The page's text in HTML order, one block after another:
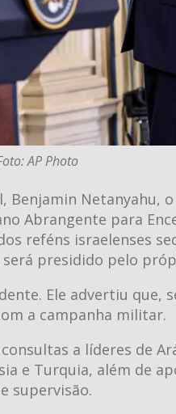
AP Photo
Netanyahu,
Abrangente para
reféns israelenses
será presidido pelo
Ele advertiu que,
a campanha militar.
a líderes de
e Turquia, além de
supervisão.